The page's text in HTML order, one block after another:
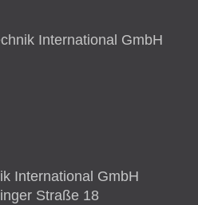
International GmbH
Straße 18